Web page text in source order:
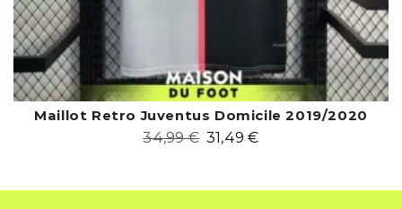
Maillot Retro Juventus Domicile 2019/2020
34,99€ 31,49€